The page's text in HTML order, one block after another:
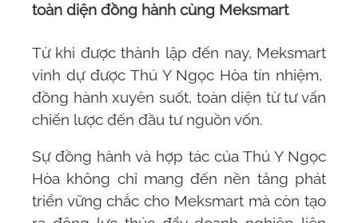
toàn diện đồng hành cùng Meksmart
Từ khi được thành lập đến nay, Meksmart
vinh dự được Thú Y Ngọc Hòa tín nhiệm,
đồng hành xuyên suốt, toàn diện từ tư vấn
chiến lược đến đầu tư nguồn vốn.
Sự đồng hành và hợp tác của Thú Y Ngọc
Hòa không chỉ mang đến nền tảng phát
triển vững chắc cho Meksmart mà còn tạo